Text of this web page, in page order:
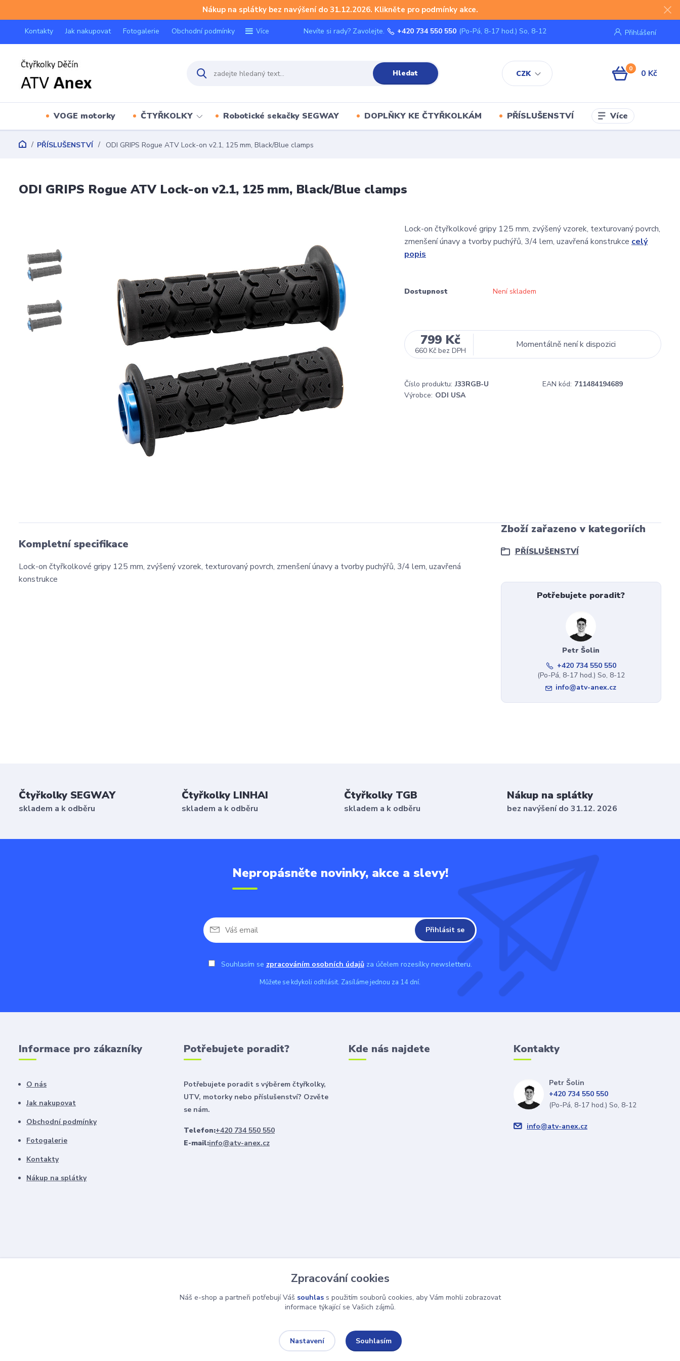
Nákup na splátky bez navýšení do 31.12.2026. Klikněte pro podmínky akce.
Kontakty Jak nakupovat Fotogalerie Obchodní podmínky Více
CZK
Přihlášení
Hledat
Nevíte si rady? Zavolejte. +420 734 550 550 (Po-Pá, 8-17 hod.) So, 8-12
0 0 Kč
VOGE motorky ČTYŘKOLKY Robotické sekačky SEGWAY DOPLŇKY KE ČTYŘKOLKÁM PŘÍSLUŠENSTVÍ Více
PŘÍSLUŠENSTVÍ ODI GRIPS Rogue ATV Lock-on v2.1, 125 mm, Black/Blue clamps
ODI GRIPS Rogue ATV Lock-on v2.1, 125 mm, Black/Blue clamps
Lock-on čtyřkolkové gripy 125 mm, zvýšený vzorek, texturovaný povrch,
zmenšení únavy a tvorby puchýřů, 3/4 lem, uzavřená konstrukce celý
popis
Dostupnost Není skladem
799 Kč
660 Kč bez DPH
Momentálně není k dispozici
Číslo produktu: J33RGB-U EAN kód: 711484194689
Výrobce: ODI USA
Kompletní specifikace
Lock-on čtyřkolkové gripy 125 mm, zvýšený vzorek, texturovaný povrch, zmenšení únavy a tvorby puchýřů, 3/4 lem, uzavřená
konstrukce
Zboží zařazeno v kategoriích
PŘÍSLUŠENSTVÍ
Potřebujete poradit?
Petr Šolin
+420 734 550 550
(Po-Pá, 8-17 hod.) So, 8-12
info@atv-anex.cz
Čtyřkolky SEGWAY
skladem a k odběru
Čtyřkolky LINHAI
skladem a k odběru
Čtyřkolky TGB
skladem a k odběru
Nákup na splátky
bez navýšení do 31.12. 2026
Nepropásněte novinky, akce a slevy!
Přihlásit se
Souhlasím se zpracováním osobních údajůza účelem rozesílky newsletteru.
Můžete se kdykoli odhlásit. Zasíláme jednou za 14 dní.
Informace pro zákazníky
O nás
Jak nakupovat
Obchodní podmínky
Fotogalerie
Kontakty
Nákup na splátky
Potřebujete poradit?
Potřebujete poradit s výběrem čtyřkolky,
UTV, motorky nebo příslušenství? Ozvěte
se nám.
Telefon:+420 734 550 550
E-mail:info@atv-anex.cz
Kde nás najdete Kontakty
Petr Šolin
+420 734 550 550
(Po-Pá, 8-17 hod.) So, 8-12
info@atv-anex.cz
Zpracování cookies
Náš e-shop a partneři potřebují Váš souhlass použitím souborů cookies, aby Vám mohli zobrazovat
informace týkající se Vašich zájmů.
Nastavení Souhlasím